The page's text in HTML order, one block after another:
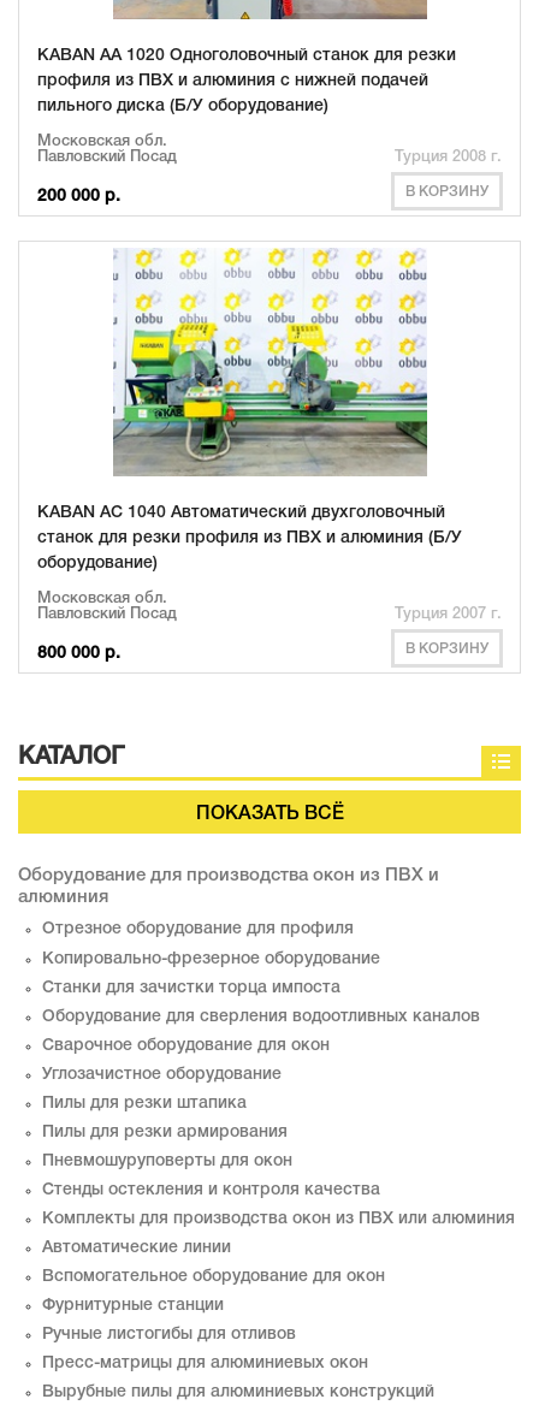
KABAN AA 1020 Одноголовочный станок для резки
профиля из ПВХ и алюминия с нижней подачей
пильного диска (Б/У оборудование)
Московская обл.
Павловский Посад
Турция 2008 г.
200 000 р. В КОРЗИНУ
KABAN AC 1040 Автоматический двухголовочный
станок для резки профиля из ПВХ и алюминия (Б/У
оборудование)
Московская обл.
Павловский Посад
Турция 2007 г.
800 000 р. В КОРЗИНУ
КАТАЛОГ
ПОКАЗАТЬ ВСЁ
Оборудование для производства окон из ПВХ и
алюминия
Отрезное оборудование для профиля
Копировально-фрезерное оборудование
Станки для зачистки торца импоста
Оборудование для сверления водоотливных каналов
Сварочное оборудование для окон
Углозачистное оборудование
Пилы для резки штапика
Пилы для резки армирования
Пневмошуруповерты для окон
Стенды остекления и контроля качества
Комплекты для производства окон из ПВХ или алюминия
Автоматические линии
Вспомогательное оборудование для окон
Фурнитурные станции
Ручные листогибы для отливов
Пресс-матрицы для алюминиевых окон
Вырубные пилы для алюминиевых конструкций